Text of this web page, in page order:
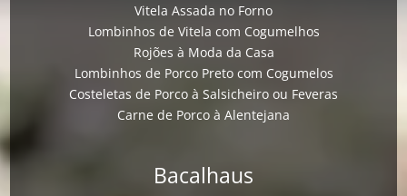
Vitela Assada no Forno
Lombinhos de Vitela com Cogumelhos
Rojões à Moda da Casa
Lombinhos de Porco Preto com Cogumelos
Costeletas de Porco à Salsicheiro ou Feveras
Carne de Porco à Alentejana
Bacalhaus